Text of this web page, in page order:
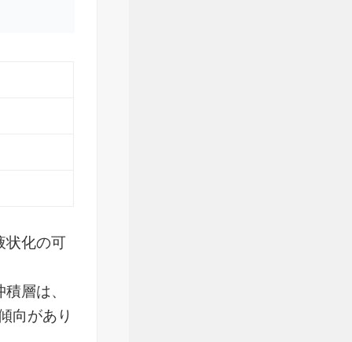
状化の可
層は、
向があり